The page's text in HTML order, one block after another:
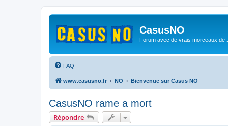
CasusNO
Forum avec de vrais morceaux de
FAQ
www.casusno.fr NO Bienvenue sur Casus NO
CasusNO rame a mort
Répondre